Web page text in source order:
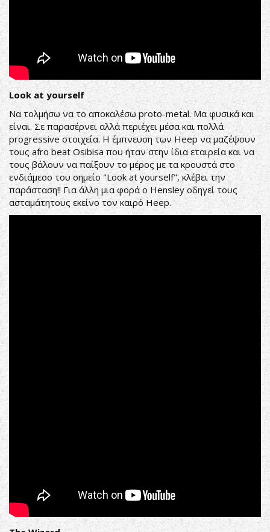
Look at yourself
Να τολμήσω να το αποκαλέσω proto-metal. Μα φυσικά και
είναι. Σε παρασέρνει αλλά περιέχει μέσα και πολλά
progressive στοιχεία. Η έμπνευση των Heep να μαζέψουν
τους afro beat Osibisa που ήταν στην ίδια εταιρεία και να
τους βάλουν να παίξουν το μέρος με τα κρουστά στο
ενδιάμεσο του σημείο "Look at yourself", κλέβει την
παράσταση!! Για άλλη μια φορά ο Hensley οδηγεί τους
ασταμάτητους εκείνο τον καιρό Heep.